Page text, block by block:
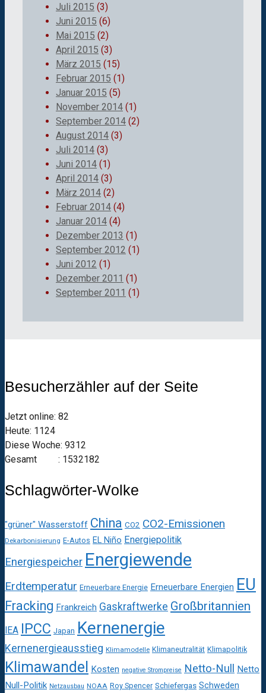
Juli 2015 (3)
Juni 2015 (6)
Mai 2015 (2)
April 2015 (3)
März 2015 (15)
Februar 2015 (1)
Januar 2015 (5)
November 2014 (1)
September 2014 (2)
August 2014 (3)
Juli 2014 (3)
Juni 2014 (1)
April 2014 (3)
März 2014 (2)
Februar 2014 (4)
Januar 2014 (4)
Dezember 2013 (1)
September 2012 (1)
Juni 2012 (1)
Dezember 2011 (1)
September 2011 (1)
Besucherzähler auf der Seite
Jetzt online: 82
Heute: 1124
Diese Woche: 9312
Gesamt : 1532182
Schlagwörter-Wolke
"grüner" Wasserstoff China CO2 CO2-Emissionen
Dekarbonisierung E-Autos EL Niño Energiepolitik
Energiespeicher Energiewende
Erdtemperatur Erneuerbare Energie Erneuerbare Energien EU
Fracking Frankreich Gaskraftwerke Großbritannien
IEA IPCC Japan Kernenergie
Kernenergieausstieg Klimamodelle Klimaneutralität Klimapolitik
Klimawandel Kosten negative Strompreise Netto-Null
Netto
Null-Politik Netzausbau NOAA Roy Spencer Schiefergas Schweden